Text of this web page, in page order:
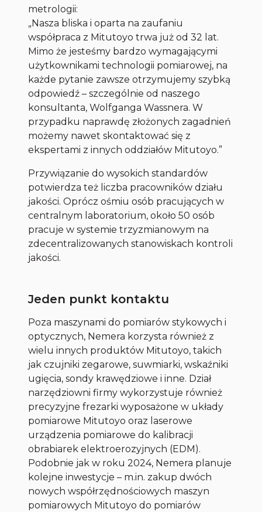
metrologii:
„Nasza bliska i oparta na zaufaniu
współpraca z Mitutoyo trwa już od 32 lat.
Mimo że jesteśmy bardzo wymagającymi
użytkownikami technologii pomiarowej, na
każde pytanie zawsze otrzymujemy szybką
odpowiedź – szczególnie od naszego
konsultanta, Wolfganga Wassnera. W
przypadku naprawdę złożonych zagadnień
możemy nawet skontaktować się z
ekspertami z innych oddziałów Mitutoyo.”
Przywiązanie do wysokich standardów
potwierdza też liczba pracowników działu
jakości. Oprócz ośmiu osób pracujących w
centralnym laboratorium, około 50 osób
pracuje w systemie trzyzmianowym na
zdecentralizowanych stanowiskach kontroli
jakości.
Jeden punkt kontaktu
Poza maszynami do pomiarów stykowych i
optycznych, Nemera korzysta również z
wielu innych produktów Mitutoyo, takich
jak czujniki zegarowe, suwmiarki, wskaźniki
ugięcia, sondy krawędziowe i inne. Dział
narzędziowni firmy wykorzystuje również
precyzyjne frezarki wyposażone w układy
pomiarowe Mitutoyo oraz laserowe
urządzenia pomiarowe do kalibracji
obrabiarek elektroerozyjnych (EDM).
Podobnie jak w roku 2024, Nemera planuje
kolejne inwestycje – m.in. zakup dwóch
nowych współrzędnościowych maszyn
pomiarowych Mitutoyo do pomiarów